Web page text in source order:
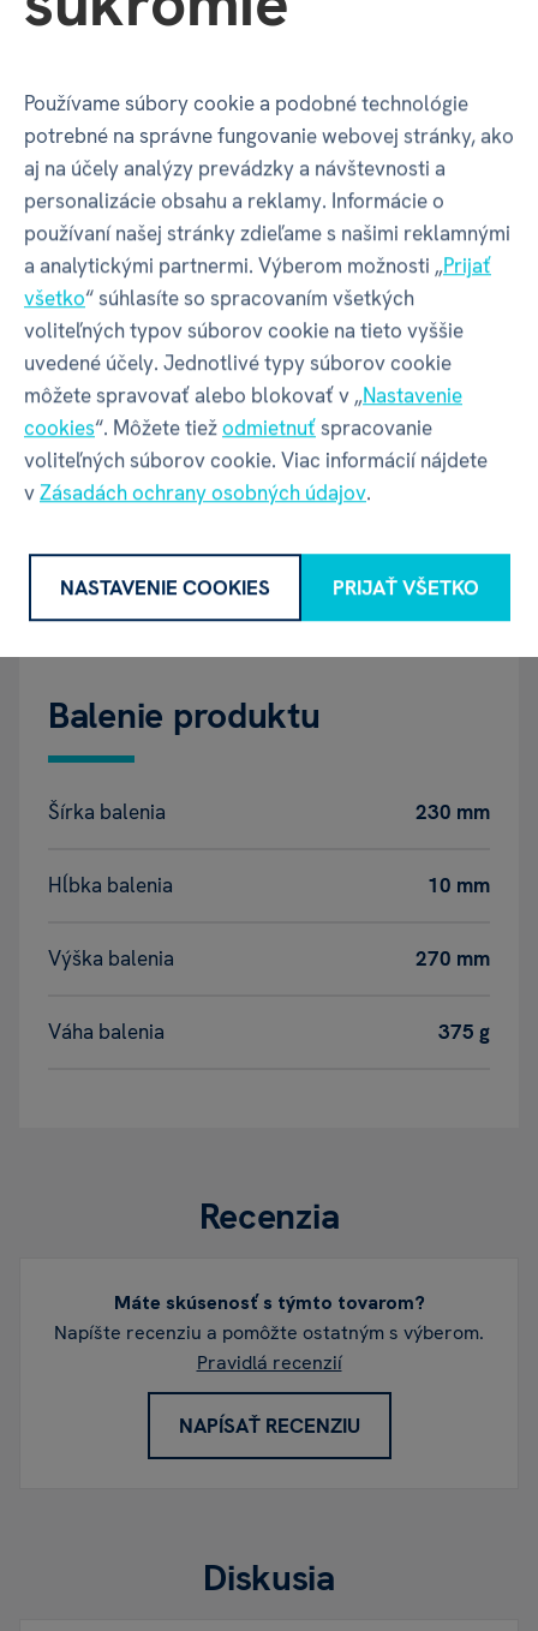
samostatně- k plné funkčnosti je potřeba
v sekciKouzelné čtení - Sady s tužkou .
ČESKÉ KÚZELNÉ ČÍTANIE
Vlastnosti
Kód produktu 72723
EAN 9788087958483
Balenie produktu
Šírka balenia 230 mm
Hĺbka balenia 10 mm
Výška balenia 270 mm
Váha balenia 375 g
Recenzia
Máte skúsenosť s týmto tovarom?
Napíšte recenziu a pomôžte ostatným s výberom.
Pravidlá recenzií
NAPÍSAŤ RECENZIU
Diskusia
Používame súbory cookie a podobné technológie
potrebné na správne fungovanie webovej stránky, ako
aj na účely analýzy prevádzky a návštevnosti a
personalizácie obsahu a reklamy. Informácie o
používaní našej stránky zdieľame s našimi reklamnými
a analytickými partnermi. Výberom možnosti „Prijať
všetko“ súhlasíte so spracovaním všetkých
voliteľných typov súborov cookie na tieto vyššie
uvedené účely. Jednotlivé typy súborov cookie
môžete spravovať alebo blokovať v „Nastavenie
cookies“. Môžete tiežodmietnuťspracovanie
voliteľných súborov cookie. Viac informácií nájdete
vZásadách ochrany osobných údajov.
NASTAVENIE COOKIES PRIJAŤ VŠETKO